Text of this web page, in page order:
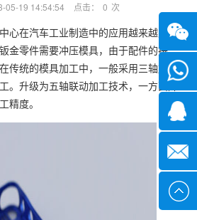
05-19 14:54:54 点击： 0 次
心在汽车工业制造中的应用越来越广
金零件需要冲压模具，由于配件的拼
传统的模具加工中，一般采用三轴加工
。升级为五轴联动加工技术，一方面降
精度。
微信